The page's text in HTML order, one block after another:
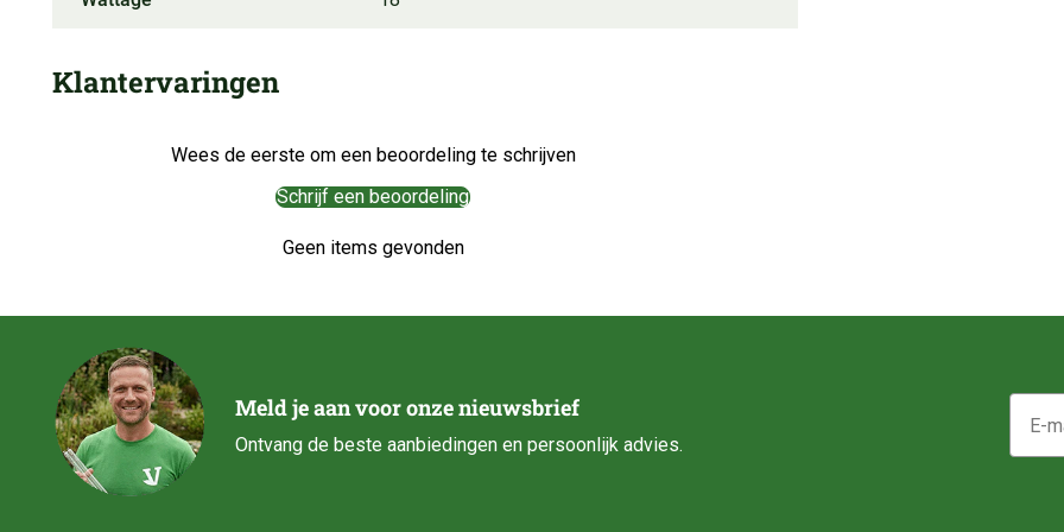
Klantervaringen
Wees de eerste om een beoordeling te schrijven
Schrijf een beoordeling
Geen items gevonden
Meld je aan voor onze nieuwsbrief
Ontvang de beste aanbiedingen en persoonlijk advies.
E-mail